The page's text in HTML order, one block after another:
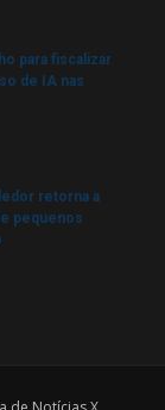
para fiscalizar
de IA nas
retorna a
pequenos